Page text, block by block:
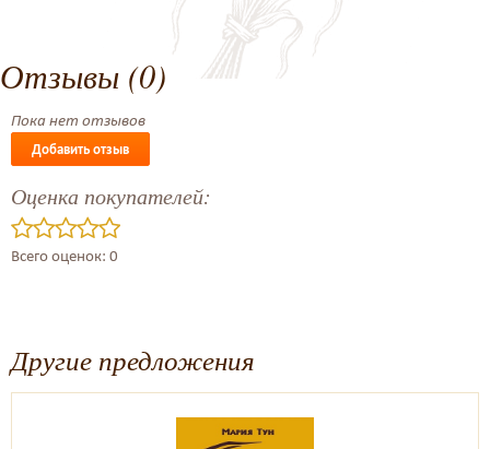
Отзывы (0)
Пока нет отзывов
Добавить отзыв
Оценка покупателей:
Всего оценок: 0
Другие предложения